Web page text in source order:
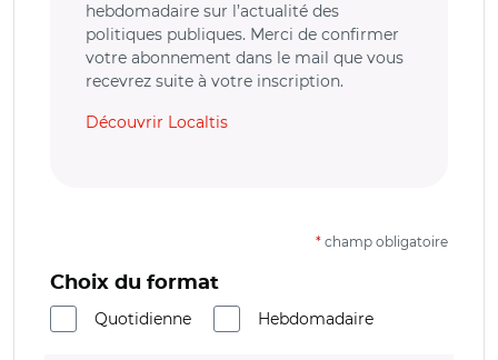
hebdomadaire sur l’actualité des
politiques publiques. Merci de confirmer
votre abonnement dans le mail que vous
recevrez suite à votre inscription.
Découvrir Localtis
* champ obligatoire
Choix du format
Quotidienne
Hebdomadaire